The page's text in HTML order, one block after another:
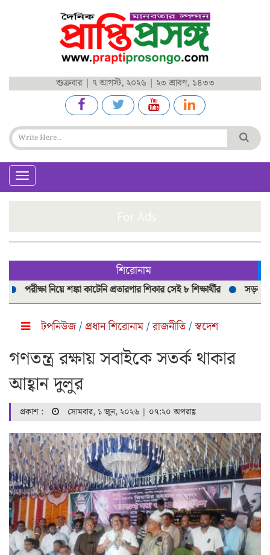
শুক্রবার | ৭ আগস্ট, ২০২৬ | ২৩ শ্রাবণ, ১৪৩৩
Toggle
navigation
শিরোনাম
নিয়ে শঙ্কা কাটেনি প্রতারণার শিকার সেই ৮ শিক্ষার্থীর সড়ক দূর্ঘটনায়
টপনিউজ/ প্রধান শিরোনাম/রাজনীতি/স্বদেশ
গণতন্ত্র রক্ষায় সবাইকে সতর্ক থাকার
আহ্বান দুলুর
প্রকাশ : সোমবার, ১ জুন, ২০২৬ | ০৭:২০ অপরাহ্ণ